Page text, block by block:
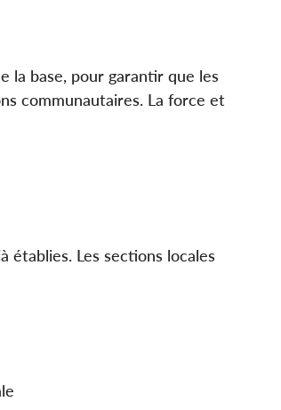
la base, pour garantir que les
communautaires. La force et
établies. Les sections locales